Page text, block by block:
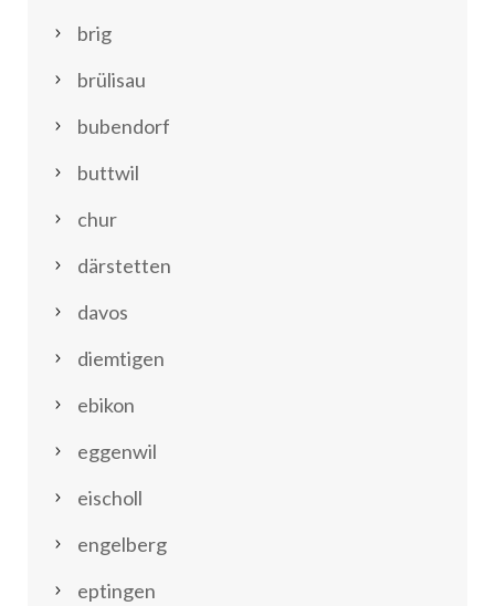
brig
brülisau
bubendorf
buttwil
chur
därstetten
davos
diemtigen
ebikon
eggenwil
eischoll
engelberg
eptingen